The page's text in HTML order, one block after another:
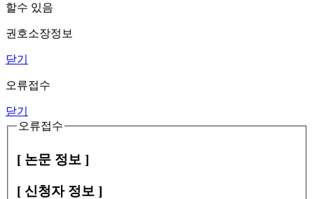
할수 있음
권호소장정보
닫기
오류접수
닫기
오류접수
[ 논문 정보 ]
[ 신청자 정보 ]